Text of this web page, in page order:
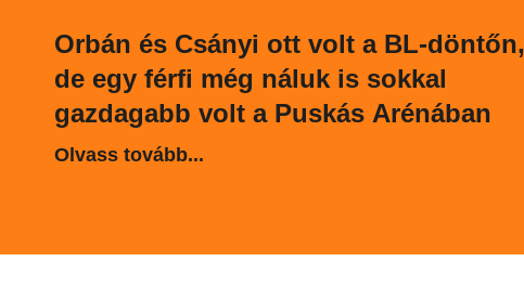
Orbán és Csányi ott volt a BL-döntőn,
de egy férfi még náluk is sokkal
gazdagabb volt a Puskás Arénában
Olvass tovább...